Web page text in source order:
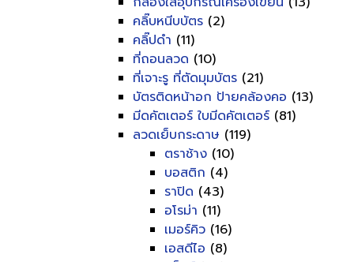
คลิ๊บหนีบบัตร (2)
คลิ๊ปดำ (11)
ที่ถอนลวด (10)
ที่เจาะรู ที่ตัดมุมบัตร (21)
บัตรติดหน้าอก ป้ายคล้องคอ (13)
มีดคัตเตอร์ ใบมีดคัตเตอร์ (81)
ลวดเย็บกระดาษ (119)
ตราช้าง (10)
บอสติก (4)
ราปิด (43)
อโรม่า (11)
เมอร์คิว (16)
เอสดีไอ (8)